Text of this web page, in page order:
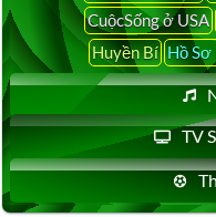
CuộcSống ở USA
Huyền Bí Hồ
TV